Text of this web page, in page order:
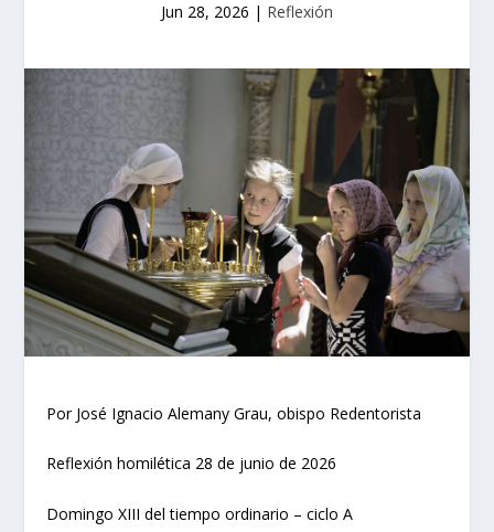
Jun 28, 2026 | Reflexión
Por José Ignacio Alemany Grau, obispo Redentorista
Reflexión homilética 28 de junio de 2026
Domingo XIII del tiempo ordinario – ciclo A